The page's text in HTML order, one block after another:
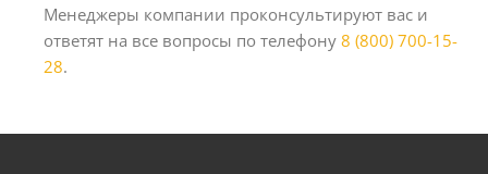
Менеджеры компании проконсультируют вас и
ответят на все вопросы по телефону 8 (800) 700-15-
28.